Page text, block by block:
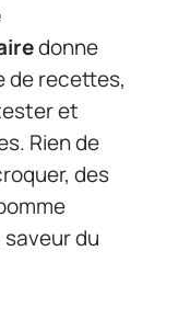
donne
de recettes,
et
Rien de
des
du